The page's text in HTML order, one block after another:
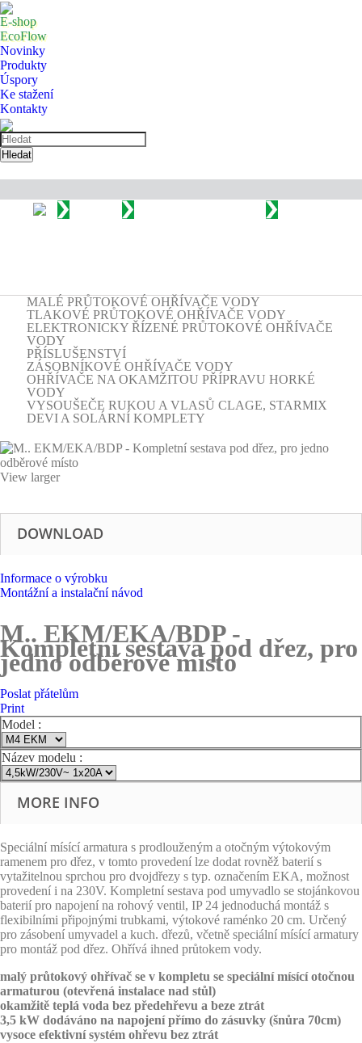
E-shop
EcoFlow
Novinky
Produkty
Úspory
Ke stažení
Kontakty
Hledat
MALÉ PRŮTOKOVÉ OHŘÍVAČE VODY
TLAKOVÉ PRŮTOKOVÉ OHŘÍVAČE VODY
ELEKTRONICKY ŘÍZENÉ PRŮTOKOVÉ OHŘÍVAČE
VODY
PŘÍSLUŠENSTVÍ
ZÁSOBNÍKOVÉ OHŘÍVAČE VODY
OHŘÍVAČE NA OKAMŽITOU PŘÍPRAVU HORKÉ
VODY
VYSOUŠEČE RUKOU A VLASŮ CLAGE, STARMIX
DEVI A SOLÁRNÍ KOMPLETY
View larger
DOWNLOAD
Informace o výrobku
Montážní a instalační návod
M.. EKM/EKA/BDP -
Kompletní sestava pod dřez, pro
jedno odběrové místo
Poslat přátelům
Print
Model :
Název modelu :
MORE INFO
Speciální mísící armatura s prodlouženým a otočným výtokovým
ramenem pro dřez, v tomto provedení lze dodat rovněž baterií s
vytažitelnou sprchou pro dvojdřezy s typ. označením EKA, možnost
provedení i na 230V. Kompletní sestava pod umyvadlo se stojánkovou
baterií pro napojení na rohový ventil, IP 24 jednoduchá montáž s
flexibilními připojnými trubkami, výtokové raménko 20 cm. Určený
pro zásobení umyvadel a kuch. dřezů, včetně speciální mísící armatury
pro montáž pod dřez. Ohřívá ihned průtokem vody.
malý průtokový ohřívač se v kompletu se speciální mísící otočnou
armaturou (otevřená instalace nad stůl)
okamžitě teplá voda bez předehřevu a beze ztrát
3,5 kW dodáváno na napojení přímo do zásuvky (šnůra 70cm)
vysoce efektivní systém ohřevu bez ztrát